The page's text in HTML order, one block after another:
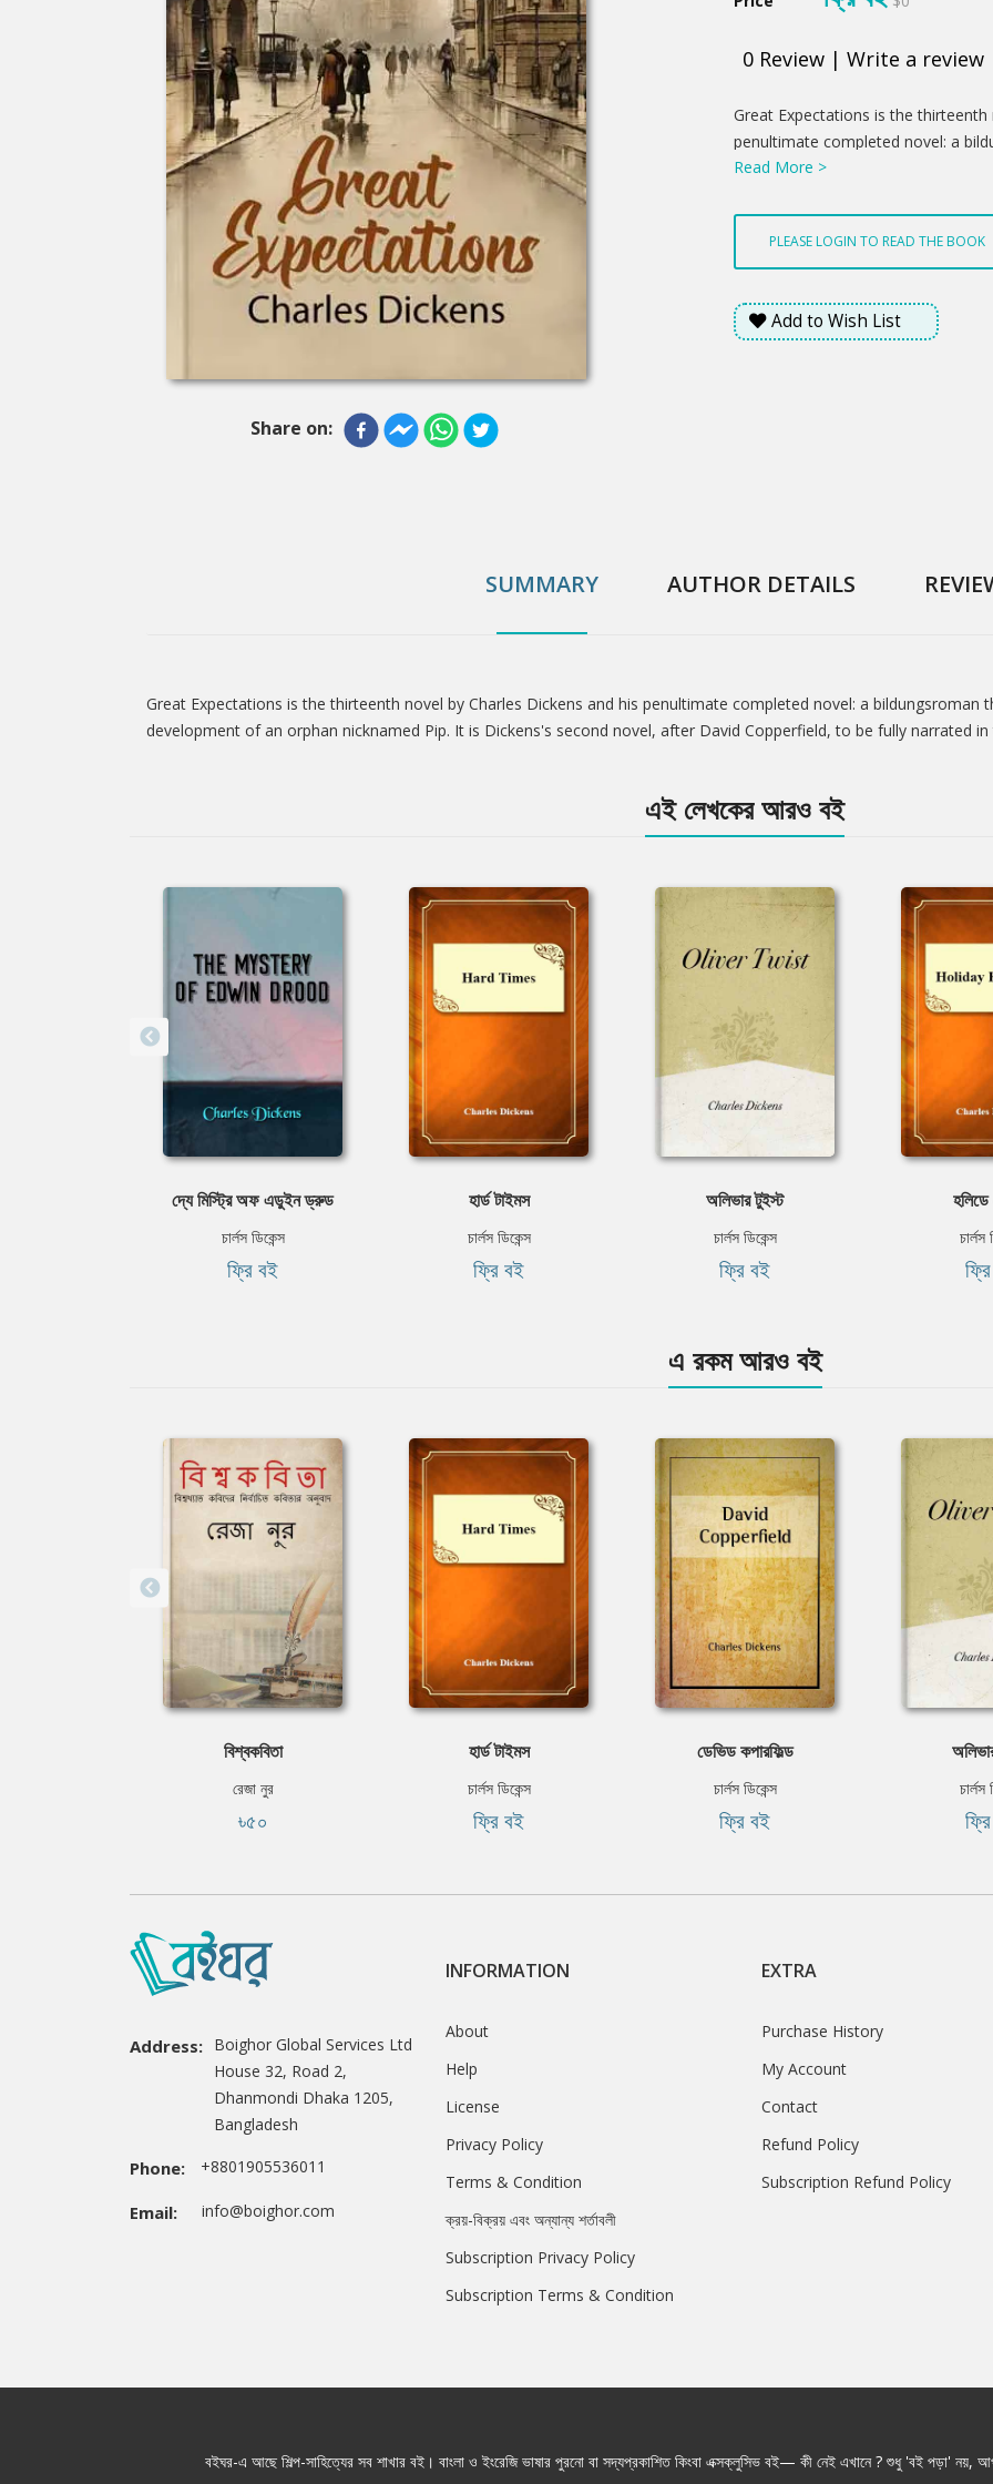
Share on:
0 Review | Write a review
Product
Summery
Great Expectations is the thirteenth
penultimate completed novel: a
growth and personal development
the first person.
Read More >
PLEASE LOGIN TO READ THE BOOK
Add to Wish List
SUMMARY AUTHOR DETAILS
Tab
Great Expectations is the thirteenth novel by Charles Dickens and his penultimate completed novel: a
development of an orphan nicknamed Pip. It is Dickens's second novel, after David Copperfield, to be fully narrated
এই লেখকের আরও বই
দ্যে মিস্ট্রি অফ এডুইন ড্রুড
চার্লস ডিকেন্স
ফ্রি বই
হার্ড টাইমস
চার্লস ডিকেন্স
ফ্রি বই
অলিভার টুইস্ট
চার্লস ডিকেন্স
ফ্রি বই
হলিডে
চার্লস
এ রকম আরও বই
বিশ্বকবিতা
রেজা নুর
৳৫০
হার্ড টাইমস
চার্লস ডিকেন্স
ফ্রি বই
ডেভিড কপারফিল্ড
চার্লস ডিকেন্স
ফ্রি বই
চার্লস
Address: Boighor Global Services Ltd
House 32, Road 2,
Dhanmondi Dhaka 1205,
Bangladesh
Phone: +8801905536011
Email: info@boighor.com
INFORMATION
About
Help
License
Privacy Policy
Terms & Condition
ক্রয়-বিক্রয় এবং অন্যান্য শর্তাবলী
Subscription Privacy Policy
Subscription Terms & Condition
EXTRA
Purchase History
My Account
Contact
Refund Policy
Subscription Refund Policy
বইঘর-এ আছে শিল্প-সাহিত্যের সব শাখার বই। বাংলা ও ইংরেজি ভাষার পুরনো বা সদ্যপ্রকাশিত কিংবা এক্সক্লুসিভ বই— কী নেই এখানে ? শুধু 'বই পড়া' নয়,